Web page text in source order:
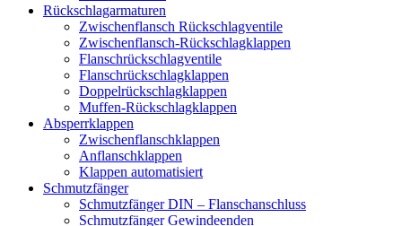
Rückschlag­armaturen
Zwischenflansch Rückschlagventile
Zwischenflansch-Rückschlagklappen
Flanschrückschlagventile
Flanschrückschlagklappen
Doppelrückschlagklappen
Muffen-Rückschlagklappen
Absperrklappen
Zwischenflanschklappen
Anflanschklappen
Klappen automatisiert
Schmutzfänger
Schmutzfänger DIN – Flanschanschluss
Schmutzfänger Gewindeenden